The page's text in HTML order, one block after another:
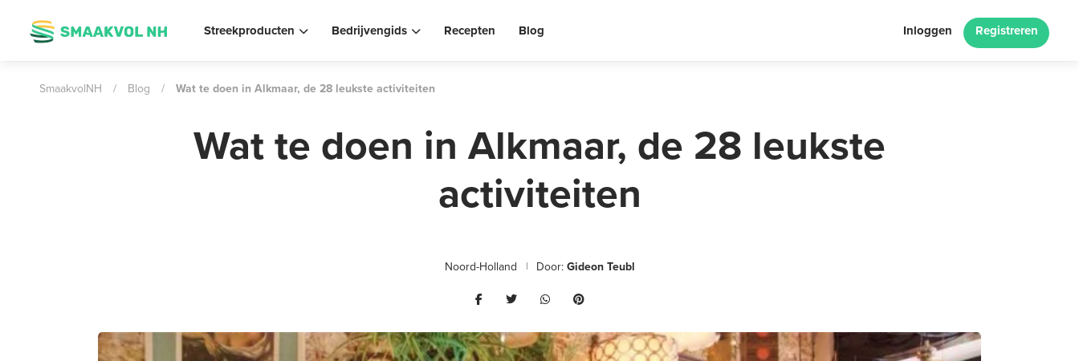
Streekproducten Bedrijvengids Recepten Blog Inloggen Registreren
SmaakvolNH / Blog / Wat te doen in Alkmaar, de 28 leukste activiteiten
Wat te doen in Alkmaar, de 28 leukste
activiteiten
Noord-Holland Door:Gideon Teubl